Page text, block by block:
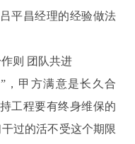
平昌经理的经验做法
则 团队共进
，甲方满意是长久合
工程要有终身维保的
过的活不受这个期限